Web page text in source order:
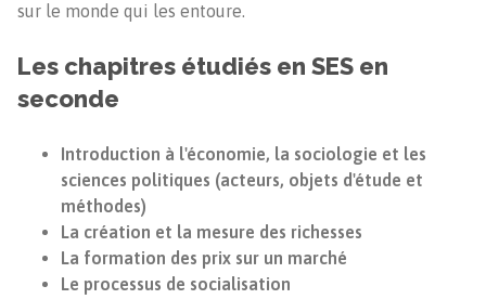
sur le monde qui les entoure.
Les chapitres étudiés en SES en
seconde
Introduction à l'économie, la sociologie et les
sciences politiques (acteurs, objets d'étude et
méthodes)
La création et la mesure des richesses
La formation des prix sur un marché
Le processus de socialisation